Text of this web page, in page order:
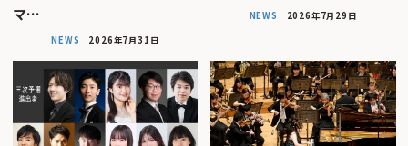
マ…
NEWS 2026年7月31日
NEWS 2026年7月29日